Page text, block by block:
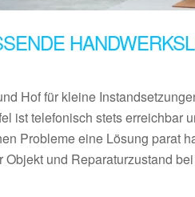
Hof für kleine
ist telefonisch stets erreichbar
Probleme eine Lösung parat
und Reparaturzustand